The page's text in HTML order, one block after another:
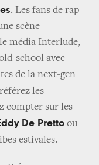
. Les fans de rap
scène
média Interlude,
school avec
de la next-gen
les
compter sur les
De Pretto ou
estivales.